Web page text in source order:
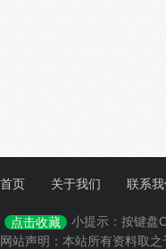
首页 关于我们 联系我
点击收藏
小提示：按键盘
网站声明：本站所有资料取